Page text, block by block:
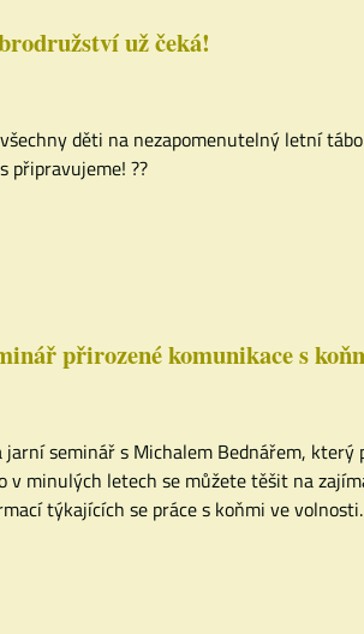
už čeká!
děti na nezapomenutelný letní
připravujeme! ??️
přirozené komunikace s
jarní seminář s Michalem Bednářem, který
v minulých letech se můžete těšit na
týkajících se práce s koňmi ve volnosti.